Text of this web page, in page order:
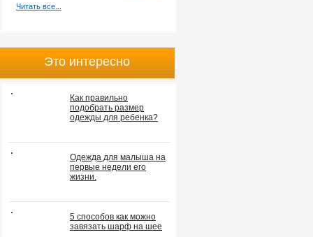
Читать все...
Это интересно
Как правильно
подобрать размер
одежды для ребенка?
Одежда для малыша на
первые недели его
жизни.
5 способов как можно
завязать шарф на шее